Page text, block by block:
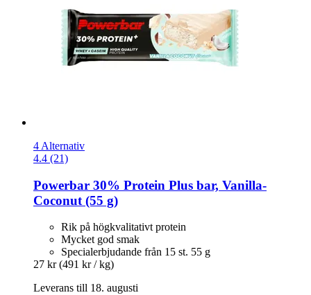
4 Alternativ
4.4 (21)
Powerbar 30% Protein Plus bar, Vanilla-​
Coconut (55 g)
Rik på högkvalitativt protein
Mycket god smak
Specialerbjudande från 15 st. 55 g
27 kr (491 kr / kg)
Leverans till 18. augusti